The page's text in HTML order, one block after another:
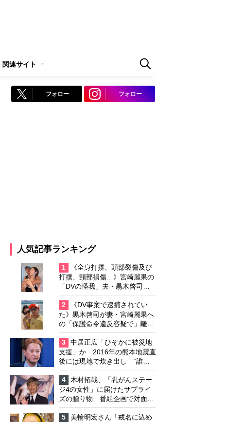
関連サイト
フォロー フォロー
人気記事ランキング
1
《全身打撲、頭部裂傷及び
打撲、頸部損傷…》宮崎麗果の
「DVの怪我」夫・黒木啓司の
逮捕で始まる「夫婦の闘争」
2
《DV事案で逮捕されてい
た》黒木啓司が妻・宮崎麗果へ
の「保護命令違反容疑で」離婚
協議は「第二ステージ」へ
3
中居正広「ひそかに被災地
支援」か 2016年の熊本地震直
後には現地で炊き出し “誰に
も知られなくて良い”と、むし
ろ強まる福祉活動への思い
4
木村拓哉、「乳がんステー
ジ4の女性」に届けたサプライ
ズの贈り物 番組企画で対面し
たファンが、夢と希望を与える
心遣いに「うれしくて号泣しま
5
美輪明宏さん「戒名に込め